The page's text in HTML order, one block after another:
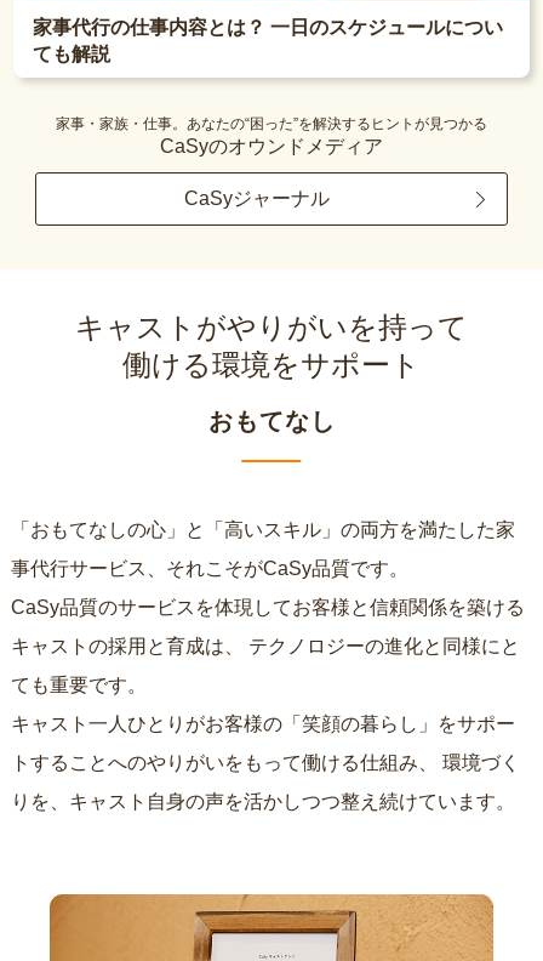
家事代行の仕事内容とは？ 一日のスケジュールについ
ても解説
家事・家族・仕事。あなたの“困った”を解決するヒントが見つかる
CaSyのオウンドメディア
CaSyジャーナル
キャストがやりがいを持って
働ける環境をサポート
おもてなし
「おもてなしの心」と「高いスキル」の両方を満たした家
事代行サービス、それこそがCaSy品質です。
CaSy品質のサービスを体現してお客様と信頼関係を築ける
キャストの採用と育成は、
ても重要です。
キャスト一人ひとりがお客様の「笑顔の暮らし」をサポー
トすることへのやりがいをもって働ける仕組み、
りを、キャスト自身の声を活かしつつ整え続けています。